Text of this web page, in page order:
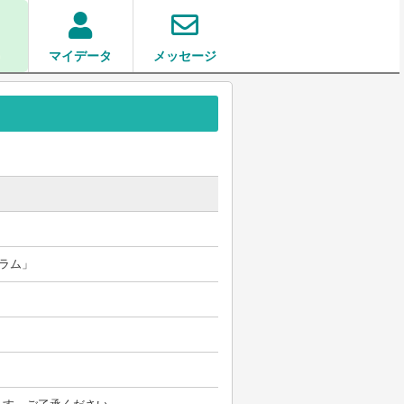
マイデータ メッセージ
ム」